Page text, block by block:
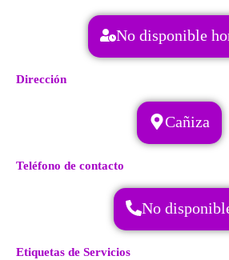
No disponible
Dirección
Cañiza
Teléfono de contacto
No
Etiquetas de Servicios